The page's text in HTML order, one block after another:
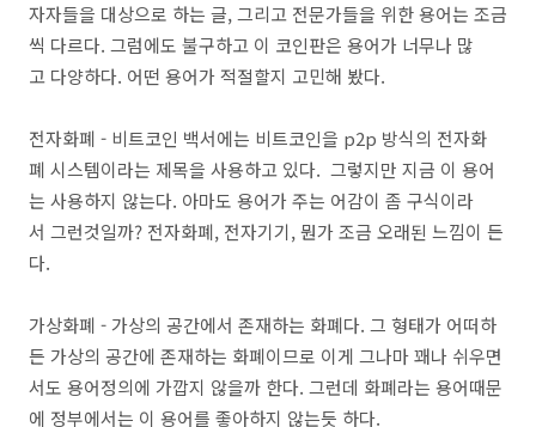
자자들을 대상으로 하는 글, 그리고 전문가들을 위한 용어는 조금
씩 다르다. 그럼에도 불구하고 이 코인판은 용어가 너무나 많
고 다양하다. 어떤 용어가 적절할지 고민해 봤다.
전자화폐 - 비트코인 백서에는 비트코인을 p2p 방식의 전자화
폐 시스템이라는 제목을 사용하고 있다. 그렇지만 지금 이 용어
는 사용하지 않는다. 아마도 용어가 주는 어감이 좀 구식이라
서 그런것일까? 전자화폐, 전자기기, 뭔가 조금 오래된 느낌이 든
다.
가상화폐 - 가상의 공간에서 존재하는 화폐다. 그 형태가 어떠하
든 가상의 공간에 존재하는 화폐이므로 이게 그나마 꽤나 쉬우면
서도 용어정의에 가깝지 않을까 한다. 그런데 화폐라는 용어때문
에 정부에서는 이 용어를 좋아하지 않는듯 하다.